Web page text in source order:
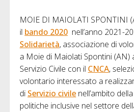
MOIE DI MAIOLATI
il bando 2020 nell’anno 2021-
Solidarietà, associazione di
a Moie di Maiolati Spontini (AN)
Servizio Civile con il CNCA,
volontario interessato a
di Servizio civile nell’ambito
politiche inclusive nel settore